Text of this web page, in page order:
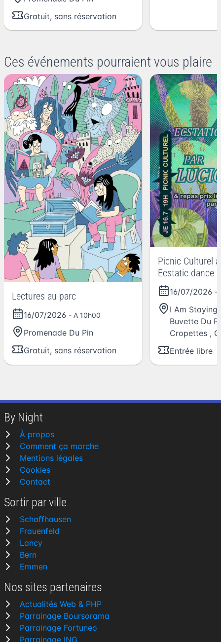
Gratuit, sans réservation
Ces événements pourraient vous plaire
Lectures au parc
16/07/2026 - A 10h00
Promenade Du Pin
Gratuit, sans réservation
Picnic Culturel
Ecstatic dance
Libre
16/07/2026 -
I Am Staying
Buvette Du
Cropettes ,
Entrée libre
By Night
À propos
Comment ça marche
Mentions légales
Cookies
Contact
Sortir par ville
Schaffhausen
Frauenfeld
Lancy
Bern
Emmen
Nos sites partenaires
Actualités Web & PHP
Parrainage Boursorama
Parrainage Fortuneo
Parrainage ING